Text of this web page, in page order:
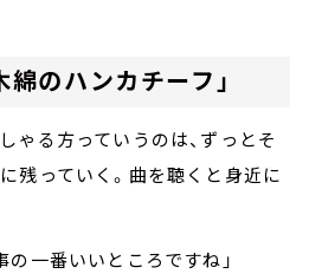
綿のハンカチーフ」
ゃる方っていうのは、ずっとそ
残っていく。曲を聴くと身近に
の一番いいところですね」